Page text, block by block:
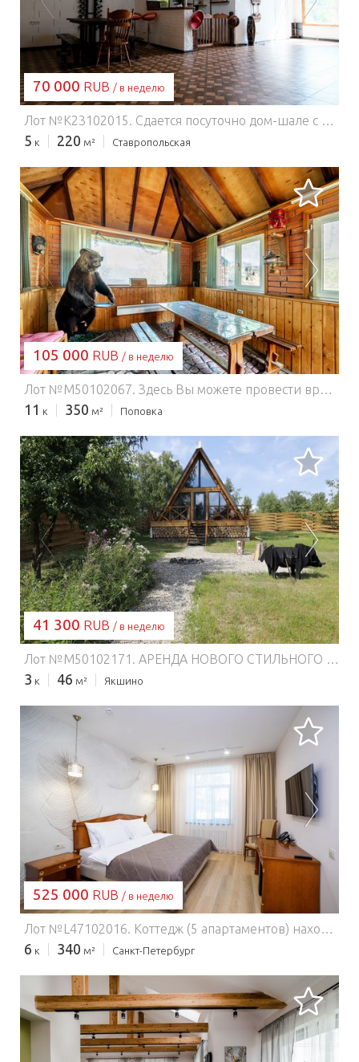
70 000 RUB / в неделю
5 к 220 м² Ставропольская
ЗАГРУЗКА...
105 000 RUB / в неделю
Лот №M50102067. Здесь Вы можете провести время весело и с комфортом! Уютный дом с «отдельным» просторным участком в 4000м2 с ландшафтным оформлением. Участок: Круглогодичный асфальтированный подъезд Разнуровневый Участок вымощен брусчаткой с засеянным шикарным газоном Рядом с домом располагается отдельная беседка со встроенным мангалом. Удобная садовая мебель для большой компании. В ночное время участок освещается. По границе участка протекает природный водоем. Участок с декоративными и плодовыми деревьями и кустарниками. На участке качели, уличный обеденный стол, лавочки, гамаки. На участке перед домом можно разместить до 10 авто, по периметру видео наблюдение. Участок обрабатывается от клещей и комаров! О доме: В доме есть все условия для комфортного отдыха. 2 этажа и цоколь. Удобная мебель, вся бытовая техника, посуда, постельное белье, полотенца. 1 этаж: кухня-столовая, камин, с/узел, бассейн 3 на 2,5 глубиной 180см., душевая, баня с электро каменкой и натуральным полу драгоценным камнем «жадеит и нефрит», выход в зимний сад 150м2 с тропическими растениями, панорамным остеклением. В цоколе 3-х метровая барная стойка, второй холодильник, ТВ, Музыка, камин. 2 этаж: 5 спален и с/узел с душевой. На окнах москитные сетки. Всего в доме 5 двуспальных кроватей в отдельных комнатах и 7 диванов в общих зонах. До 24 спальных мест. Рядом: Грибной лес, платная рыбалка, покупка свежей рыбы на ферме: осетр, карп, форель. В шаговой доступности крупные и мелкие продуктовые магазины. Конюшня с возможностью прокатится на лошадях и пони. Транспортная доступность: До центра г. Раменское 5 минут на авто. До Мкад 30Км., До аэропорта Жуковский 30 минут на авто., с Казанского вокзала 45 минут на электричке, от ЖД станции Раменское 5-7 минут на авто. Дом находится в д. Поповка въезд к дому с рыбхозного шоссе, 1 линия домов, в 500 метрах от магазина Дикси.
11 к 350 м² Поповка
ЗАГРУЗКА...
41 300 RUB / в неделю
Лот №M50102171. АРЕНДА НОВОГО СТИЛЬНОГО ДОМА НА СУТКИ/НЕДЕЛИ/МЕСЯЦЫ Рядом: ✅Нетронутое цивилизацией лесное озеро с песчаным пляжем, причалом и тарзанкой для купания (30мин пешком по сказочной лесной дороге) ✅Красавица-Ока с пляжами на любой вкус 15 мин на авто ✅Сетевые магазины 8 минут на авто (Дикси, Пятерочка, Верный и проч) ✅инфраструктура города 12 минут на авто (аптеки, банки, кинотеатры, парки, музеи) ✅Фермерский рынок с натуральными продуктами 7 минут на авто ✅Конюшня: обучение верховой езде, конные прогулки 5 минут на авто ✅Центральное стрельбище Федерации практической стрельбы Москвы. ✅Крупнейший аэродром в Московской области для ознакомительных, спортивных и учебных полетов на парашютах, парапланах, воздушных шарах и проч. (8 минут на авто) ✅Доставка суши, пиццы и проч. ✅Горнолыжный курорт Царь-Град 15мин на авто ✅Приокско-Террасный государственный природный заповедник,где можно наблюдать зубров и бизонов, обитающих в естественной среде (20мин на авто) ✅Музей-Заповедник великого русского художника В.Д. Поленова (40 мин. на авто) ✅Города Серпухов и Чехов, наукограды Пущино и Протвино, Таруса в 12-25мин езды. Это самобытные исторические места заслуживают внимание путешественников.
3 к 46 м² Якшино
ЗАГРУЗКА...
525 000 RUB / в неделю
6 к 340 м² Санкт-Петербург